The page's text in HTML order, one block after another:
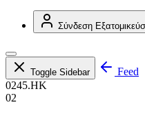
Σύνδεση
Toggle Sidebar
Feed
0245.HK
02